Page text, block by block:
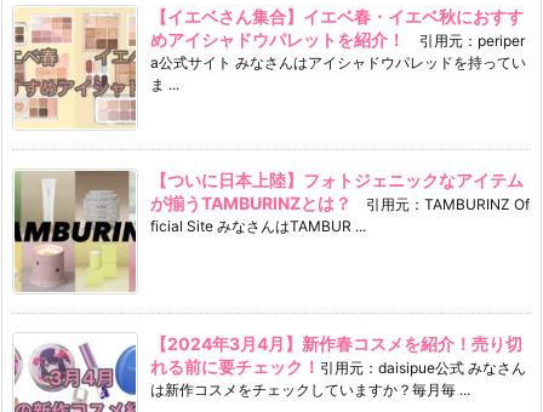
【イエベさん集合】イエベ春・イエベ秋におすす
めアイシャドウパレットを紹介！
引用元：periper
a公式サイト みなさんはアイシャドウパレッドを持ってい
ま ...
【ついに日本上陸】フォトジェニックなアイテム
が揃うTAMBURINZとは？
引用元：TAMBURINZ Of
ficial Site みなさんはTAMBUR ...
【2024年3月4月】新作春コスメを紹介！売り切
れる前に要チェック！ 引用元：daisipue公式 みなさん
は新作コスメをチェックしていますか？毎月毎 ...